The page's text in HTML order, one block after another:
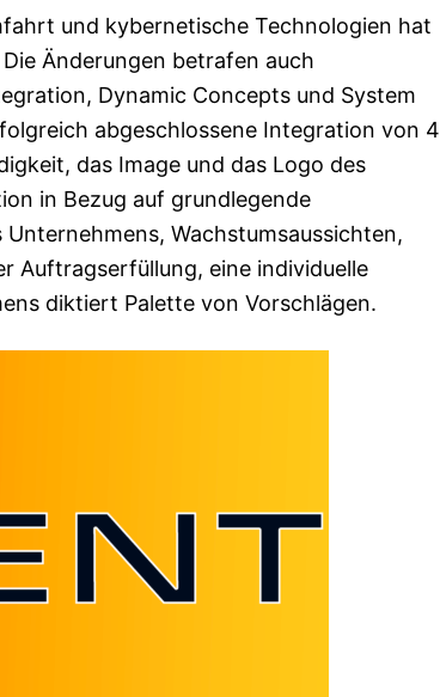
und kybernetische Technologien hat
Änderungen betrafen auch
Dynamic Concepts und System
abgeschlossene Integration von 4
das Image und das Logo des
in Bezug auf grundlegende
Wachstumsaussichten,
Auftragserfüllung, eine individuelle
diktiert Palette von Vorschlägen.